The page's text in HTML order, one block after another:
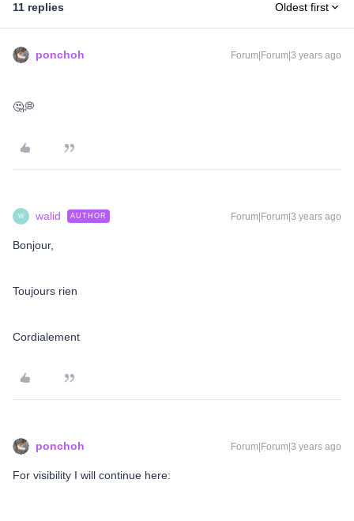
11 replies Oldest first
ponchoh Forum|Forum|3 years ago
🤔💭
W walid AUTHOR Forum|Forum|3 years ago
Bonjour,
Toujours rien
Cordialement
ponchoh Forum|Forum|3 years ago
For visibility I will continue here: